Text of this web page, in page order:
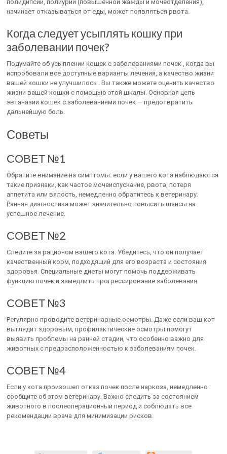
полидипсии, полиурии (повышенной жажды и мочеотделения),
начинает отказываться от еды, может появляться рвота.
Когда следует усыплять кошку при
заболевании почек?
Подумайте об усыплении кошек с заболеваниями почек , когда вы
испробовали все доступные варианты лечения, а качество жизни
вашей кошки не улучшилось . Вы также можете оценить качество
жизни вашей кошки с помощью этой шкалы. Основная цель
эвтаназии кошек с заболеваниями почек — предотвратить
дальнейшую боль.
Советы
СОВЕТ №1
Обратите внимание на симптомы: если у вашего кота наблюдаются
такие признаки, как частое мочеиспускание, рвота, потеря
аппетита или вялость, немедленно обратитесь к ветеринару.
Ранняя диагностика может значительно повысить шансы на
успешное лечение.
СОВЕТ №2
Следите за рационом вашего кота. Убедитесь, что он получает
качественный корм, подходящий для его возраста и состояния
здоровья. Специальные диеты могут помочь поддерживать
функцию почек и замедлить прогрессирование заболевания.
СОВЕТ №3
Регулярно проводите ветеринарные осмотры. Даже если ваш кот
выглядит здоровым, профилактические осмотры помогут
выявить проблемы на ранней стадии, что особенно важно для
животных с предрасположенностью к заболеваниям почек.
СОВЕТ №4
Если у кота произошел отказ почек после наркоза, немедленно
сообщите об этом ветеринару. Важно следить за состоянием
животного в послеоперационный период и соблюдать все
рекомендации врача для минимизации рисков.